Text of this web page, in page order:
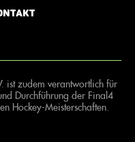
ist zudem verantwortlich für
Durchführung der Final4
Hockey-Meisterschaften.